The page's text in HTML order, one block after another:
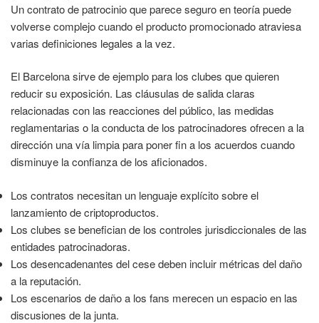
Un contrato de patrocinio que parece seguro en teoría puede
volverse complejo cuando el producto promocionado atraviesa
varias definiciones legales a la vez.
El Barcelona sirve de ejemplo para los clubes que quieren
reducir su exposición. Las cláusulas de salida claras
relacionadas con las reacciones del público, las medidas
reglamentarias o la conducta de los patrocinadores ofrecen a la
dirección una vía limpia para poner fin a los acuerdos cuando
disminuye la confianza de los aficionados.
Los contratos necesitan un lenguaje explícito sobre el
lanzamiento de criptoproductos.
Los clubes se benefician de los controles jurisdiccionales de las
entidades patrocinadoras.
Los desencadenantes del cese deben incluir métricas del daño
a la reputación.
Los escenarios de daño a los fans merecen un espacio en las
discusiones de la junta.